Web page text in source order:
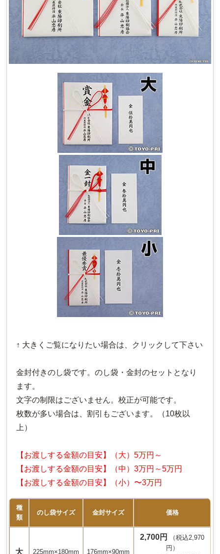
↑ 大きくご覧になりたい場合は、クリックして下さい
金封付きのし袋です。のし袋・金封のセットとなり
ます。
文字の制限はございません。校正が可能です。
枚数が多い場合は、割引もございます。（10枚以
上）
【お渡しする金額の目安】（大）5万円～
【お渡しする金額の目安】（中）3万円～5万円
【お渡しする金額の目安】（小）〜3万円
種
類
のし袋サイズ 金封サイズ 価格
大 225mm×180mm 176mm×90mm
2,700円
（税込2,970
円）